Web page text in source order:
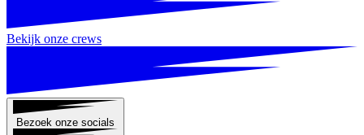
Bekijk onze crews
Bezoek onze socials